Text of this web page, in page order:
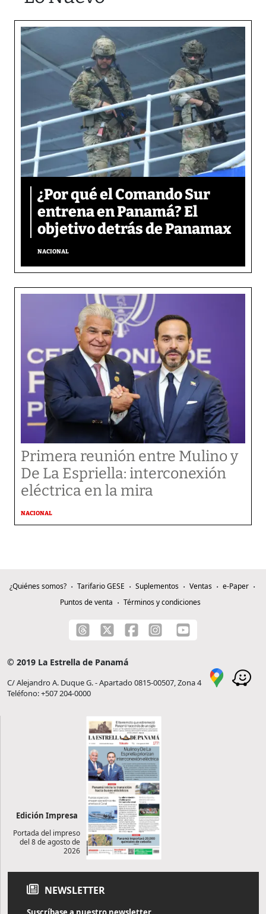
¿Por qué el Comando Sur
entrena en Panamá? El
objetivo detrás de Panamax
NACIONAL
Primera reunión entre Mulino y
De La Espriella: interconexión
eléctrica en la mira
NACIONAL
¿Quiénes somos? Tarifario GESE Suplementos Ventas
e-Paper
Puntos de venta
Términos y condiciones
© 2019 La Estrella de Panamá
C/ Alejandro A. Duque G. - Apartado 0815-00507, Zona 4
Teléfono: +507 204-0000
Edición Impresa
Portada del impreso
del 8 de agosto de
2026
NEWSLETTER